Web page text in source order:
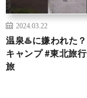
2024.03.22
温泉♨️に嫌われた
キャンプ #東北旅
旅